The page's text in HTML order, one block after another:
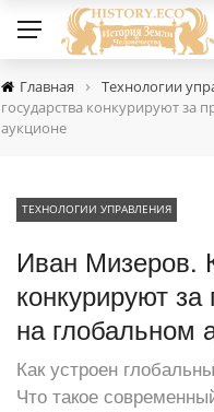
Главная › Технологии
государства конкурируют за
аукционе
ТЕХНОЛОГИИ УПРАВЛЕНИЯ
Иван Мизеров.
конкурируют
на глобальном
Как устроен
Что такое